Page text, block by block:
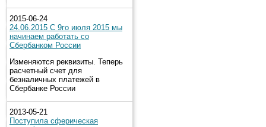
2015-06-24
24.06.2015 С 9го июля 2015 мы
начинаем работать со
Сбербанком России
Изменяются реквизиты. Теперь
расчетный счет для
безналичных платежей в
Сбербанке России
2013-05-21
Поступила сферическая